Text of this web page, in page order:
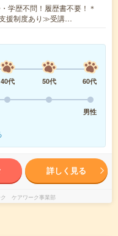
学歴不問！履歴書不要！＊
援制度あり≫受講…
40代 50代
60代
男性
詳しく見る
ク ケアワーク事業部